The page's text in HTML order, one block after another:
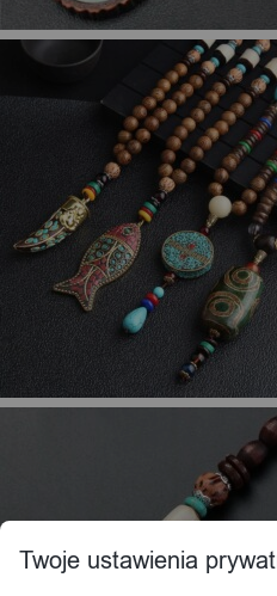
Twoje ustawienia